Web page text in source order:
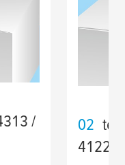
/
02
4122 /